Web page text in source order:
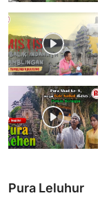
Pura Leluhur